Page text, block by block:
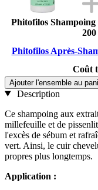
Phitofilos
Phitofilos Après-
Coût
Ajouter l'ensemble au
Description
Ce shampoing aux
millefeuille et de
l'excès de sébum et
vert. Ainsi, le cuir
propres plus longtemps.
Application :